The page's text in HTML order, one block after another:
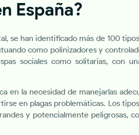
España?
se han identificado más de 100
como polinizadores y
sociales como solitarias, con
en la necesidad de manejarlas
en plagas problemáticas. Los
y potencialmente peligrosas,